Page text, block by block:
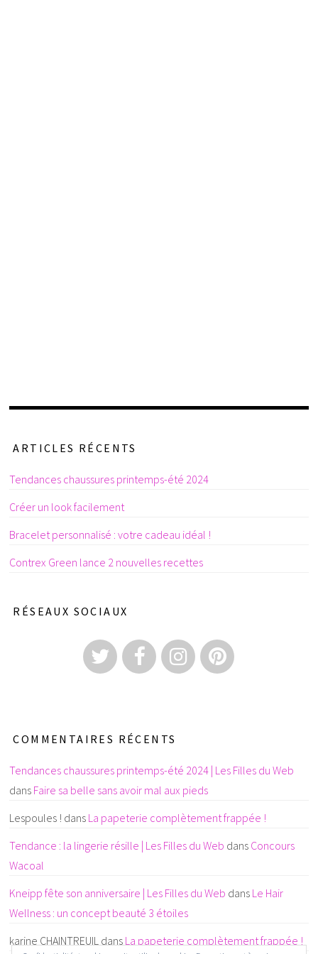
ARTICLES RÉCENTS
Tendances chaussures printemps-été 2024
Créer un look facilement
Bracelet personnalisé : votre cadeau idéal !
Contrex Green lance 2 nouvelles recettes
RÉSEAUX SOCIAUX
COMMENTAIRES RÉCENTS
Tendances chaussures printemps-été 2024 | Les Filles du Web
dans Faire sa belle sans avoir mal aux pieds
Lespoules ! dans La papeterie complètement frappée !
Tendance : la lingerie résille | Les Filles du Web dans Concours
Wacoal
Kneipp fête son anniversaire | Les Filles du Web dans Le Hair
Wellness : un concept beauté 3 étoiles
karine CHAINTREUIL dans La papeterie complètement frappée !